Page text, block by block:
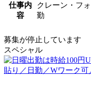
仕事内
容
クレーン・フ
勤
募集が停止しています
スペシャル